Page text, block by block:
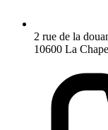
2 rue de la
10600 La